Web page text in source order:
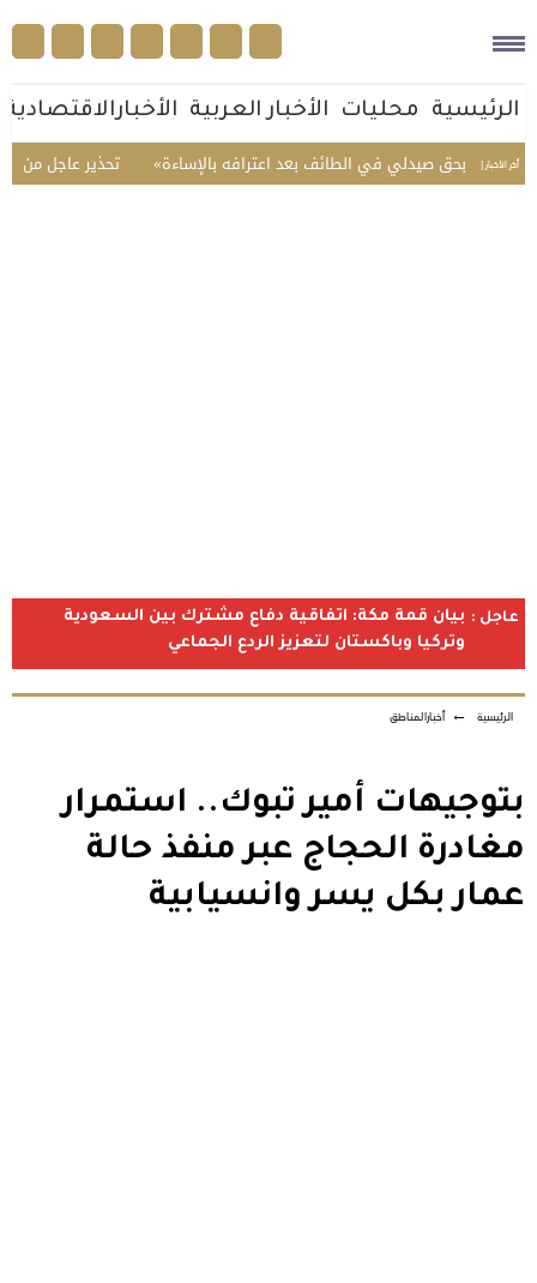
الرئيسية محليات الأخبار العربية الأخبارالاقتصادية
أخر الأخبار | تحذير عاجل من سفارة بحق صيدلي في الطائف بعد اعترافه بالإساءة
عاجل : بيان قمة مكة: اتفاقية دفاع مشترك بين السعودية
وتركيا وباكستان لتعزيز الردع الجماعي
الرئيسية ← أخبارالمناطق
بتوجيهات أمير تبوك.. استمرار
مغادرة الحجاج عبر منفذ حالة
عمار بكل يسر وانسيابية